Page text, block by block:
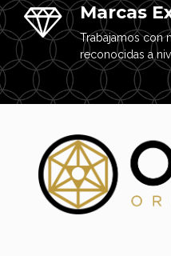
Marcas
Trabajamos con
reconocidas a